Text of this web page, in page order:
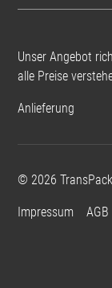
Unser Angebot
alle Preise
Anlieferung
© 2026
Impressum AGB